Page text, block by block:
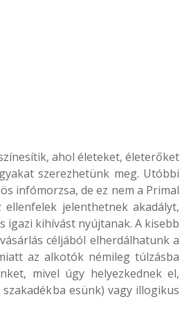
ahol életeket, életerőket
szerezhetünk meg. Utóbbi
infómorzsa, de ez nem a Primal
jelenthetnek akadályt,
kihívást nyújtanak. A kisebb
céljából elherdálhatunk a
az alkotók némileg túlzásba
mivel úgy helyezkednek el,
esünk) vagy illogikus